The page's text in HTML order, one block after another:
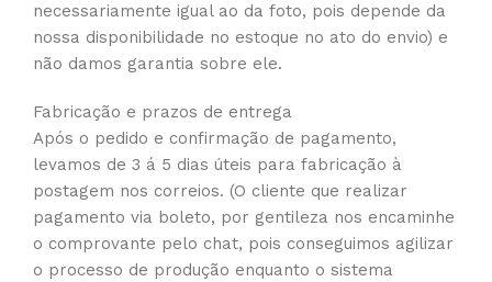
necessariamente igual ao da foto, pois depende da
nossa disponibilidade no estoque no ato do envio) e
não damos garantia sobre ele.
Fabricação e prazos de entrega
Após o pedido e confirmação de pagamento,
levamos de 3 á 5 dias úteis para fabricação à
postagem nos correios. (O cliente que realizar
pagamento via boleto, por gentileza nos encaminhe
o comprovante pelo chat, pois conseguimos agilizar
o processo de produção enquanto o sistema